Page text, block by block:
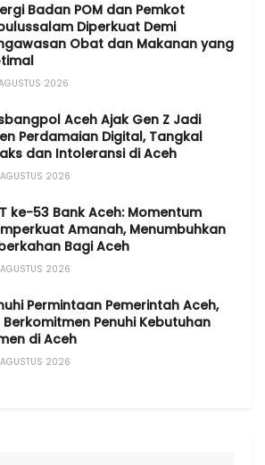
Badan POM dan Pemkot
Diperkuat Demi
Obat dan Makanan yang
2026
Aceh Ajak Gen Z Jadi
Perdamaian Digital, Tangkal
dan Intoleransi di Aceh
2026
ke-53 Bank Aceh: Momentum
Amanah, Menumbuhkan
Bagi Aceh
2026
Permintaan Pemerintah Aceh,
Berkomitmen Penuhi Kebutuhan
di Aceh
2026